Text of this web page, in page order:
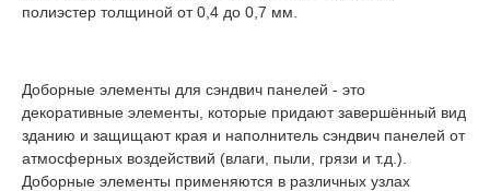
полиэстер толщиной от 0,4 до 0,7 мм.
Доборные элементы для сэндвич панелей - это
декоративные элементы, которые придают завершённый вид
зданию и защищают края и наполнитель сэндвич панелей от
атмосферных воздействий (влаги, пыли, грязи и т.д.).
Доборные элементы применяются в различных узлах